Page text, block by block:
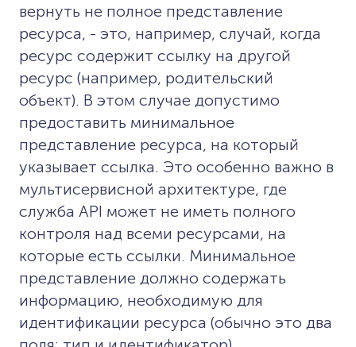
вернуть не полное представление
ресурса, - это, например, случай, когда
ресурс содержит ссылку на другой
ресурс (например, родительский
объект). В этом случае допустимо
предоставить минимальное
представление ресурса, на который
указывает ссылка. Это особенно важно в
мультисервисной архитектуре, где
служба API может не иметь полного
контроля над всеми ресурсами, на
которые есть ссылки. Минимальное
представление должно содержать
информацию, необходимую для
идентификации ресурса (обычно это два